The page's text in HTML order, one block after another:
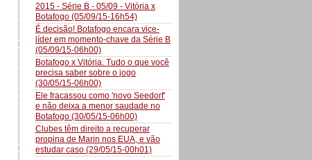
2015 - Série B - 05/09 - Vitória x
Botafogo (05/09/15-16h54)
É decisão! Botafogo encara vice-
líder em momento-chave da Série B
(05/09/15-06h00)
Botafogo x Vitória. Tudo o que você
precisa saber sobre o jogo
(30/05/15-06h00)
Ele fracassou como 'novo Seedorf'
e não deixa a menor saudade no
Botafogo (30/05/15-06h00)
Clubes têm direito a recuperar
propina de Marin nos EUA, e vão
estudar caso (29/05/15-00h01)